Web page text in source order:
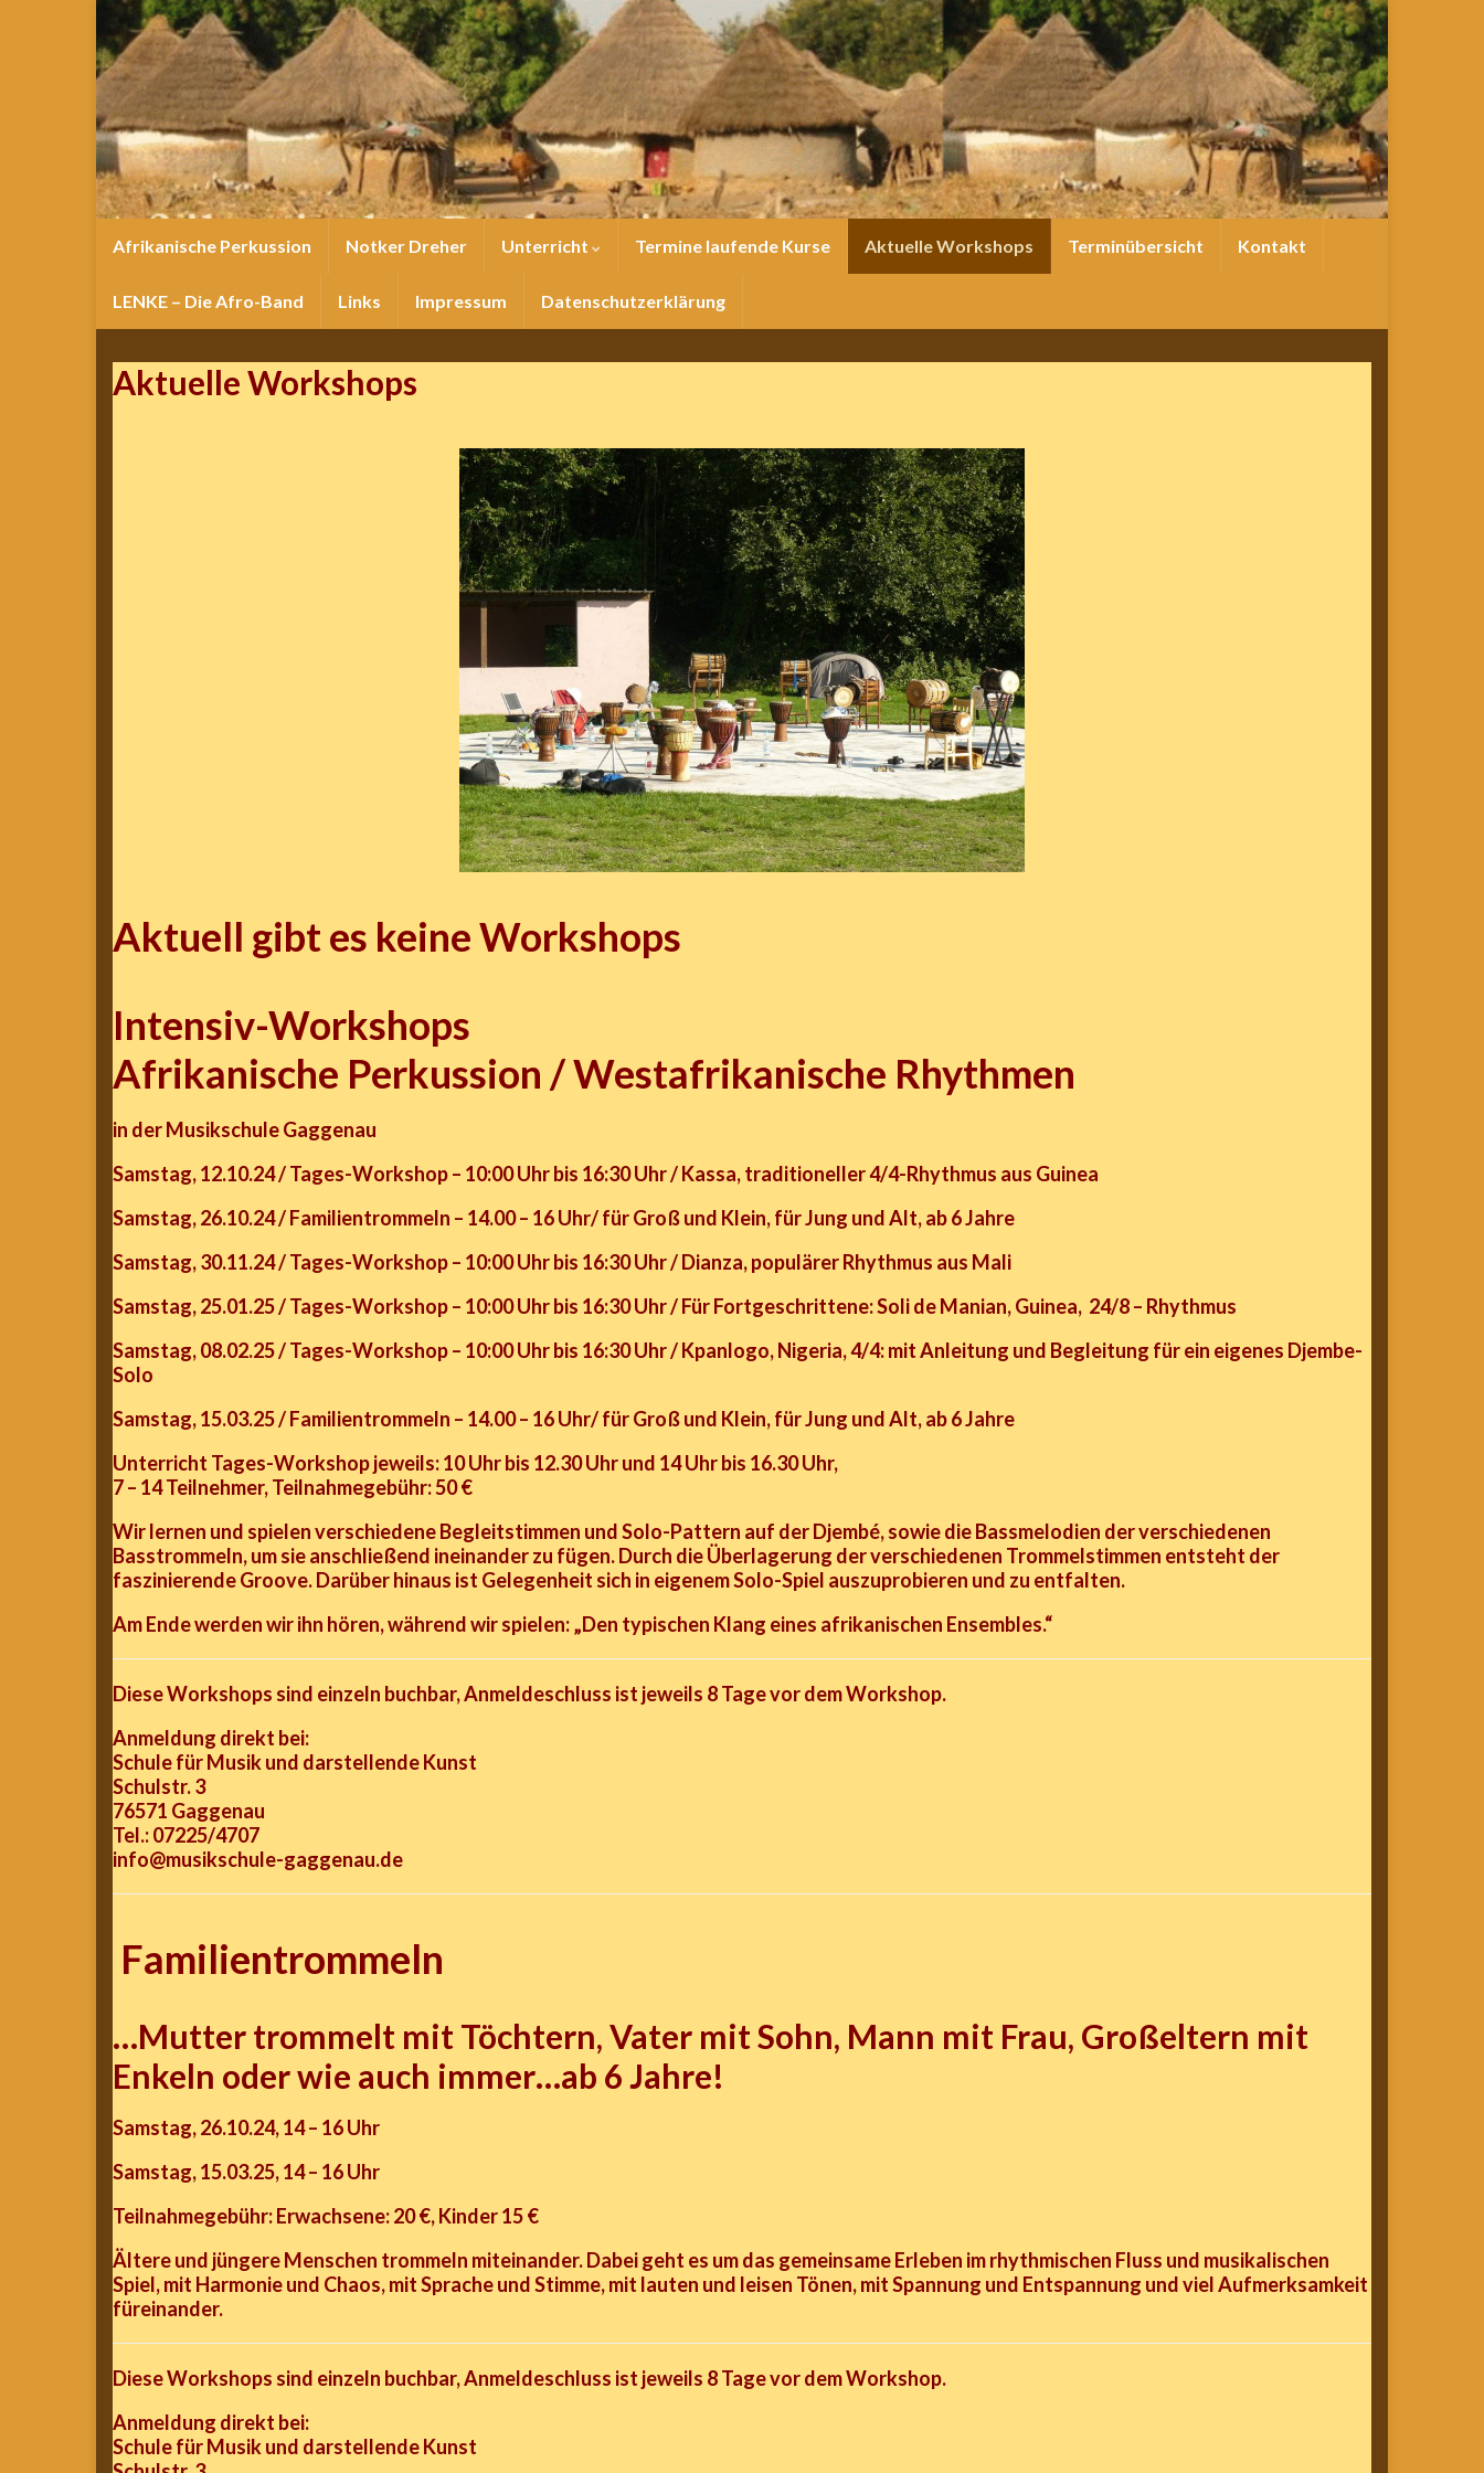
Afrikanische Perkussion Notker Dreher Unterricht Termine laufende Kurse Aktuelle Workshops Terminübersicht Kontakt
LENKE – Die Afro-Band Links Impressum Datenschutzerklärung
Aktuelle Workshops
Aktuell gibt es keine Workshops
Intensiv-Workshops
Afrikanische Perkussion / Westafrikanische Rhythmen
in der Musikschule Gaggenau
Samstag, 12.10.24 /Tages-Workshop – 10:00 Uhr bis 16:30 Uhr / Kassa, traditioneller 4/4-Rhythmus aus Guinea
Samstag, 26.10.24 / Familientrommeln – 14.00 – 16 Uhr/ für Groß und Klein, für Jung und Alt, ab 6 Jahre
Samstag, 30.11.24 / Tages-Workshop – 10:00 Uhr bis 16:30 Uhr / Dianza, populärer Rhythmus aus Mali
Samstag, 25.01.25 / Tages-Workshop – 10:00 Uhr bis 16:30 Uhr /Für Fortgeschrittene: Soli de Manian, Guinea, 24/8 – Rhythmus
Samstag, 08.02.25 / Tages-Workshop – 10:00 Uhr bis 16:30 Uhr / Kpanlogo, Nigeria, 4/4: mit Anleitung und Begleitung für ein eigenes Djembe-
Solo
Samstag, 15.03.25 / Familientrommeln – 14.00 – 16 Uhr/ für Groß und Klein, für Jung und Alt, ab 6 Jahre
Unterricht Tages-Workshop jeweils: 10 Uhr bis 12.30 Uhr und 14 Uhr bis 16.30 Uhr,
7 – 14 Teilnehmer, Teilnahmegebühr: 50 €
Wir lernen und spielen verschiedene Begleitstimmen und Solo-Pattern auf der Djembé,sowie die Bassmelodien der verschiedenen
Basstrommeln, um sie anschließend ineinander zu fügen.Durch die Überlagerung der verschiedenen Trommelstimmen entsteht der
faszinierende Groove.Darüber hinaus ist Gelegenheit sich in eigenem Solo-Spiel auszuprobieren und zu entfalten.
Am Ende werden wir ihn hören, während wir spielen: „Den typischen Klang eines afrikanischen Ensembles.“
Diese Workshops sind einzeln buchbar, Anmeldeschluss ist jeweils 8 Tage vor dem Workshop.
Anmeldung direkt bei:
Schule für Musik und darstellende Kunst
Schulstr. 3
76571 Gaggenau
Tel.: 07225/4707
info@musikschule-gaggenau.de
Familientrommeln
…Mutter trommelt mit Töchtern, Vater mit Sohn, Mann mit Frau, Großeltern mit
Enkeln oder wie auch immer…ab 6 Jahre!
Samstag, 26.10.24, 14 – 16 Uhr
Samstag, 15.03.25, 14 – 16 Uhr
Teilnahmegebühr: Erwachsene: 20 €, Kinder 15 €
Ältere und jüngere Menschen trommeln miteinander. Dabei geht es um das gemeinsame Erleben im rhythmischen Fluss und musikalischen
Spiel, mit Harmonie und Chaos, mit Sprache und Stimme, mit lauten und leisen Tönen, mit Spannung und Entspannung und viel Aufmerksamkeit
füreinander.
Diese Workshops sind einzeln buchbar, Anmeldeschluss ist jeweils 8 Tage vor dem Workshop.
Anmeldung direkt bei:
Schule für Musik und darstellende Kunst